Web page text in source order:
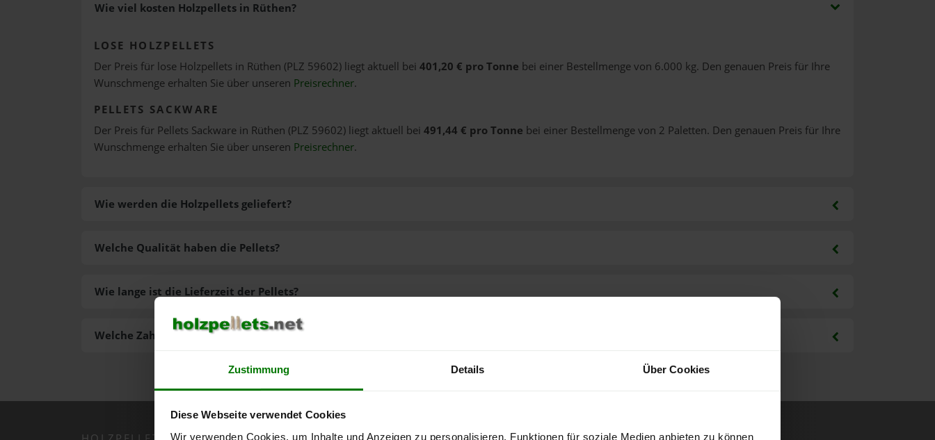
Zustimmung Details Über Cookies
Diese Webseite verwendet Cookies
Wir verwenden Cookies, um Inhalte und Anzeigen zu personalisieren, Funktionen für soziale Medien anbieten zu können
Wie viel kosten Holzpellets in Rüthen?
LOSE HOLZPELLETS
Der Preis für lose Holzpellets in Rüthen (PLZ 59602) liegt aktuell bei 401,20 € pro Tonne bei einer Bestellmenge von 6.000 kg. Den genauen Preis für Ihre
Wunschmenge erhalten Sie über unseren Preisrechner.
PELLETS SACKWARE
Der Preis für Pellets Sackware in Rüthen (PLZ 59602) liegt aktuell bei 491,44 € pro Tonne bei einer Bestellmenge von 2 Paletten. Den genauen Preis für Ihre
Wunschmenge erhalten Sie über unseren Preisrechner.
Wie werden die Holzpellets geliefert?
Welche Zahlungsarten gibt es?
Welche Qualität haben die Pellets?
Wie lange ist die Lieferzeit der Pellets?